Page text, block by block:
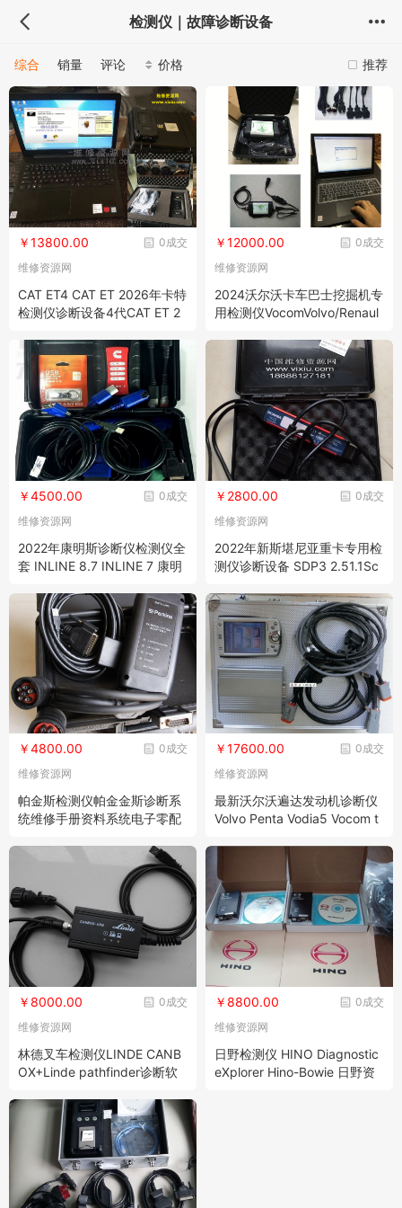
检测仪｜故障诊断设备
推荐
综合 销量 评论 价格
0成交
￥13800.00
维修资源网
CAT ET4 CAT ET 2026年卡特
检测仪诊断设备4代CAT ET 2
+电脑
0成交
￥12000.00
维修资源网
2024沃尔沃卡车巴士挖掘机专
用检测仪VocomVolvo/Renaul
0成交
￥4500.00
维修资源网
2022年康明斯诊断仪检测仪全
套 INLINE 8.7 INLINE 7 康明
零件图册
0成交
￥2800.00
维修资源网
2022年新斯堪尼亚重卡专用检
测仪诊断设备 SDP3 2.51.1Sc
0成交
￥4800.00
维修资源网
帕金斯检测仪帕金金斯诊断系
统维修手册资料系统电子零配
T Interface 2022A kins est
0成交
￥17600.00
维修资源网
最新沃尔沃遍达发动机诊断仪
Volvo Penta Vodia5 Vocom t
专用检测仪）
0成交
￥8000.00
维修资源网
林德叉车检测仪LINDE CANB
OX+Linde pathfinder诊断软
配件目录ECP全套
0成交
￥8800.00
维修资源网
日野检测仪 HINO Diagnostic
eXplorer Hino-Bowie 日野资